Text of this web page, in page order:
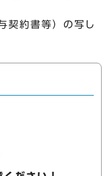
契約書等）の写し